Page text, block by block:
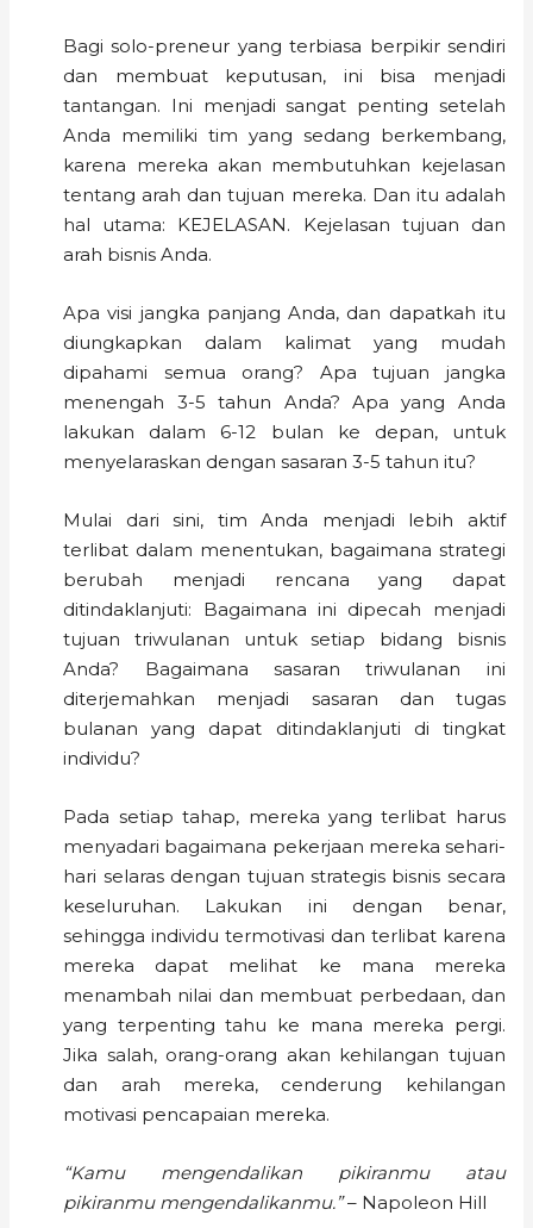
Bagi solo-preneur yang terbiasa berpikir sendiri
dan membuat keputusan, ini bisa menjadi
tantangan. Ini menjadi sangat penting setelah
Anda memiliki tim yang sedang berkembang,
karena mereka akan membutuhkan kejelasan
tentang arah dan tujuan mereka. Dan itu adalah
hal utama: KEJELASAN. Kejelasan tujuan dan
arah bisnis Anda.
Apa visi jangka panjang Anda, dan dapatkah itu
diungkapkan dalam kalimat yang mudah
dipahami semua orang? Apa tujuan jangka
menengah 3-5 tahun Anda? Apa yang Anda
lakukan dalam 6-12 bulan ke depan, untuk
menyelaraskan dengan sasaran 3-5 tahun itu?
Mulai dari sini, tim Anda menjadi lebih aktif
terlibat dalam menentukan, bagaimana strategi
berubah menjadi rencana yang dapat
ditindaklanjuti: Bagaimana ini dipecah menjadi
tujuan triwulanan untuk setiap bidang bisnis
Anda? Bagaimana sasaran triwulanan ini
diterjemahkan menjadi sasaran dan tugas
bulanan yang dapat ditindaklanjuti di tingkat
individu?
Pada setiap tahap, mereka yang terlibat harus
menyadari bagaimana pekerjaan mereka sehari-
hari selaras dengan tujuan strategis bisnis secara
keseluruhan. Lakukan ini dengan benar,
sehingga individu termotivasi dan terlibat karena
mereka dapat melihat ke mana mereka
menambah nilai dan membuat perbedaan, dan
yang terpenting tahu ke mana mereka pergi.
Jika salah, orang-orang akan kehilangan tujuan
dan arah mereka, cenderung kehilangan
motivasi pencapaian mereka.
“Kamu mengendalikan pikiranmu atau
pikiranmu mengendalikanmu.”– Napoleon Hill